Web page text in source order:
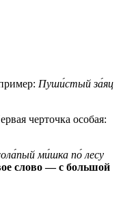
Пуши́стый за́яц
черточка особая:
ми́шка по́ лесу
слово — с большой